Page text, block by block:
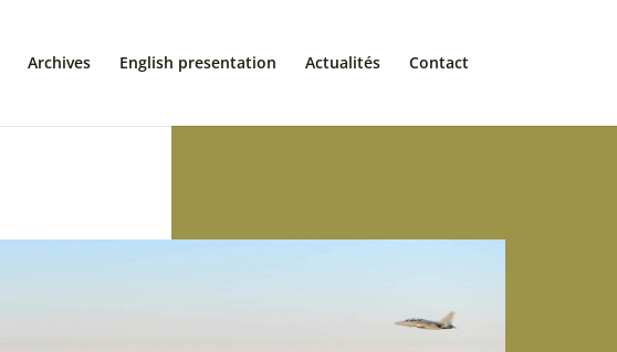
Archives English presentation Actualités Contact